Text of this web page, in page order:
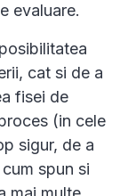
evaluare.
cat si de a
fisei de
(in cele
sigur, de a
spun si